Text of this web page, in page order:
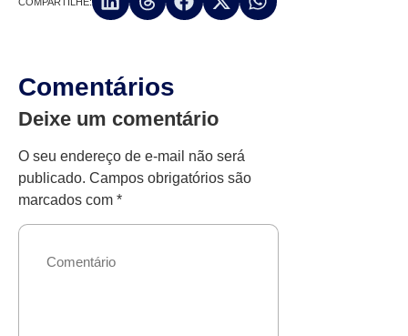
Comentários
Deixe um comentário
O seu endereço de e-mail não será
publicado. Campos obrigatórios são
marcados com *